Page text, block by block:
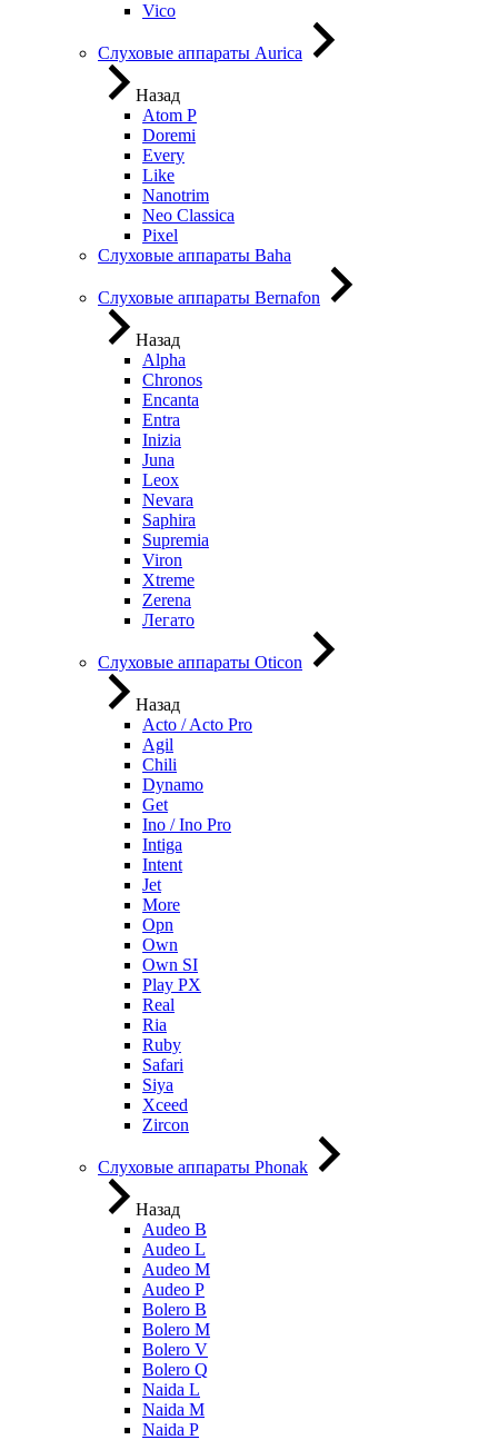
Vico
Слуховые аппараты Aurica
Назад
Atom P
Doremi
Every
Like
Nanotrim
Neo Classica
Pixel
Слуховые аппараты Baha
Слуховые аппараты Bernafon
Назад
Alpha
Chronos
Encanta
Entra
Inizia
Juna
Leox
Nevara
Saphira
Supremia
Viron
Xtreme
Zerena
Легато
Слуховые аппараты Oticon
Назад
Acto / Acto Pro
Agil
Chili
Dynamo
Get
Ino / Ino Pro
Intiga
Intent
Jet
More
Opn
Own
Own SI
Play PX
Real
Ria
Ruby
Safari
Siya
Xceed
Zircon
Слуховые аппараты Phonak
Назад
Audeo B
Audeo L
Audeo М
Audeo P
Bolero B
Bolero M
Bolero V
Bolero Q
Naida L
Naida M
Naida P